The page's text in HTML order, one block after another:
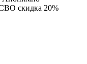
скидка 20%